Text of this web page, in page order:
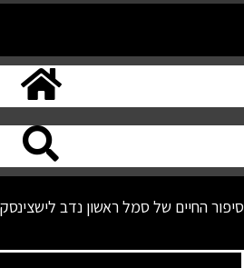
סיפור החיים של סמל ראשון נדב